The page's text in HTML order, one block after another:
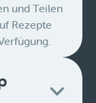
und Teilen
Rezepte